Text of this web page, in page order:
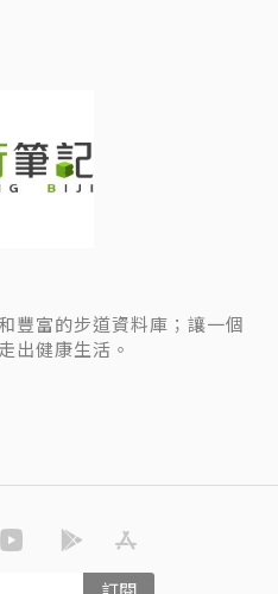
豐富的步道資料庫；讓一個
出健康生活。